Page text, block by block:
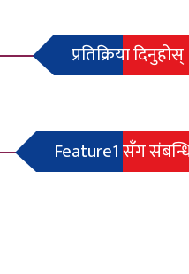
प्रतिक्रिया दिनुहोस्
Feature1 सँग